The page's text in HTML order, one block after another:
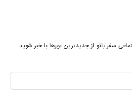
سفر باتو از جدیدترین تورها با خبر شوید